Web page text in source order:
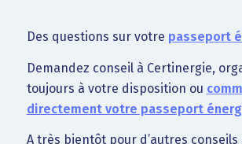
Des questions sur votre passeport
Demandez conseil à Certinergie,
toujours à votre disposition ou
directement votre passeport
A très bientôt pour d’autres